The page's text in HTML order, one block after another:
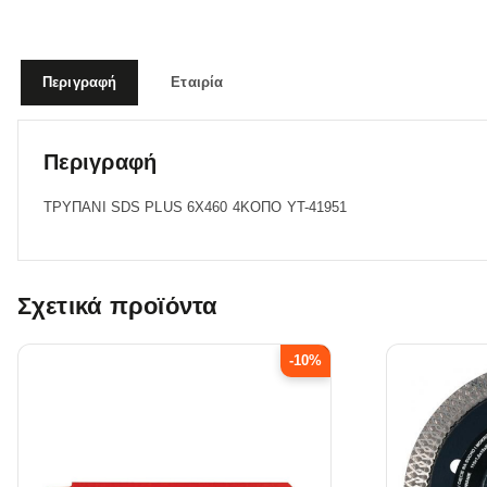
Περιγραφή Εταιρία
Περιγραφή
ΤΡΥΠΑΝΙ SDS PLUS 6Χ460 4ΚΟΠΟ YT-41951
Σχετικά προϊόντα
-10%